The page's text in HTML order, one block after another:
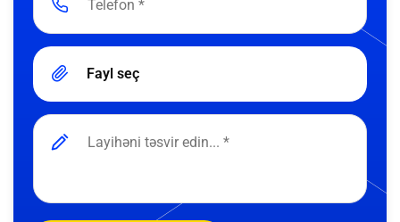
Fayl seç